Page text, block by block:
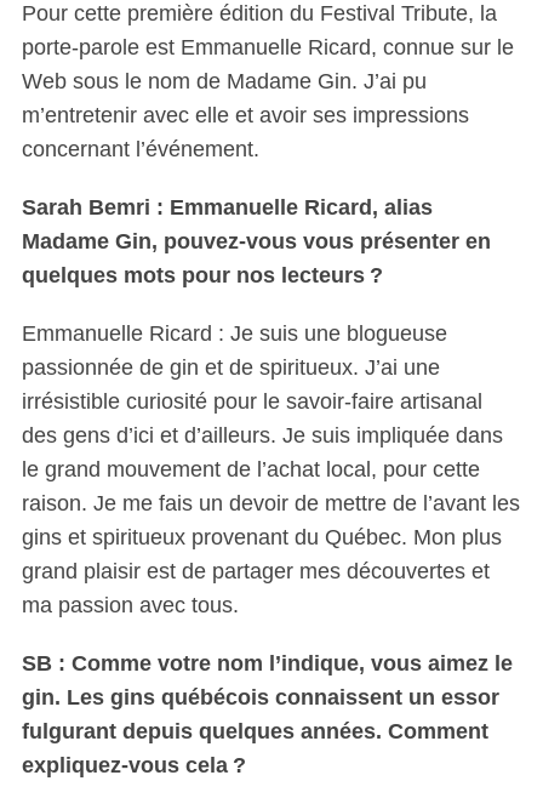
Pour cette première édition du Festival Tribute, la
porte-parole est Emmanuelle Ricard, connue sur le
Web sous le nom de Madame Gin. J’ai pu
m’entretenir avec elle et avoir ses impressions
concernant l’événement.
Sarah Bemri : Emmanuelle Ricard, alias
Madame Gin, pouvez-vous vous présenter en
quelques mots pour nos lecteurs ?
Emmanuelle Ricard : Je suis une blogueuse
passionnée de gin et de spiritueux. J’ai une
irrésistible curiosité pour le savoir-faire artisanal
des gens d’ici et d’ailleurs. Je suis impliquée dans
le grand mouvement de l’achat local, pour cette
raison. Je me fais un devoir de mettre de l’avant les
gins et spiritueux provenant du Québec. Mon plus
grand plaisir est de partager mes découvertes et
ma passion avec tous.
SB : Comme votre nom l’indique, vous aimez le
gin. Les gins québécois connaissent un essor
fulgurant depuis quelques années. Comment
expliquez-vous cela ?